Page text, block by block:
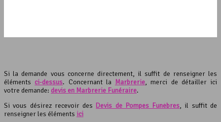
Si la demande vous concerne directement, il suffit de renseigner les
éléments ci-dessus. Concernant la Marbrerie, merci de détailler ici
votre demande: devis en Marbrerie Funéraire.
Si vous désirez recevoir des Devis de Pompes Funèbres, il suffit de
renseigner les éléments ici